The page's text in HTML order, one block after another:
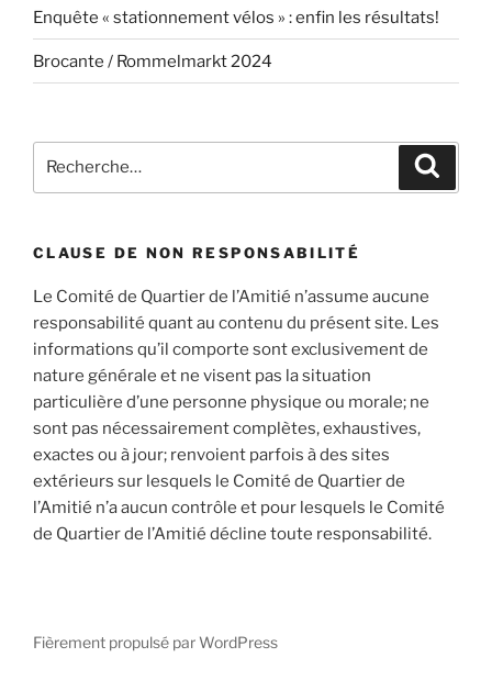
Enquête « stationnement vélos » : enfin les résultats!
Brocante / Rommelmarkt 2024
pour
CLAUSE DE NON RESPONSABILITÉ
Le Comité de Quartier de l’Amitié n’assume aucune
responsabilité quant au contenu du présent site. Les
informations qu’il comporte sont exclusivement de
nature générale et ne visent pas la situation
particulière d’une personne physique ou morale; ne
sont pas nécessairement complètes, exhaustives,
exactes ou à jour; renvoient parfois à des sites
extérieurs sur lesquels le Comité de Quartier de
l’Amitié n’a aucun contrôle et pour lesquels le Comité
de Quartier de l’Amitié décline toute responsabilité.
Fièrement propulsé par WordPress